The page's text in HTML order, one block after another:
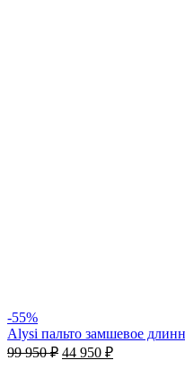
-55%
Alysi пальто замшевое
99 950₽ 44 950 ₽